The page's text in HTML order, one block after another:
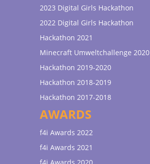
2023 Digital Girls Hackathon
2022 Digital Girls Hackathon
Hackathon 2021
Minecraft Umweltchallenge 2020
Hackathon 2019-2020
Hackathon 2018-2019
Hackathon 2017-2018
AWARDS
f4i Awards 2022
f4i Awards 2021